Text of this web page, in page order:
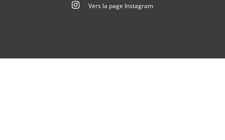
Vers la page Instagram